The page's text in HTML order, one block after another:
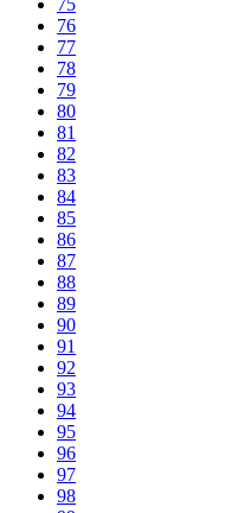
76
77
78
79
80
81
82
83
84
85
86
87
88
89
90
91
92
93
94
95
96
97
98